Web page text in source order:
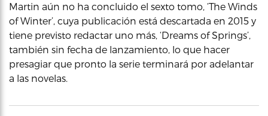
Martin aún no ha concluido el sexto tomo, ‘The Winds
of Winter’, cuya publicación está descartada en 2015 y
tiene previsto redactar uno más, ‘Dreams of Springs’,
también sin fecha de lanzamiento, lo que hacer
presagiar que pronto la serie terminará por adelantar
a las novelas.